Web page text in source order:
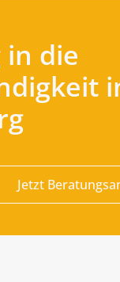
in die
Jetzt